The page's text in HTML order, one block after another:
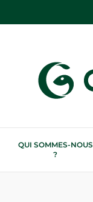
QUI SOMMES-NOUS
?